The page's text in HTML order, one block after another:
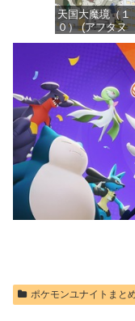
価格：¥4,676
天国大魔境（１
０） (アフタヌ
ポケモンユナイトまと